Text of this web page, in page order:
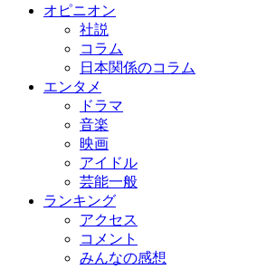
オピニオン
社説
コラム
日本関係のコラム
エンタメ
ドラマ
音楽
映画
アイドル
芸能一般
ランキング
アクセス
コメント
みんなの感想